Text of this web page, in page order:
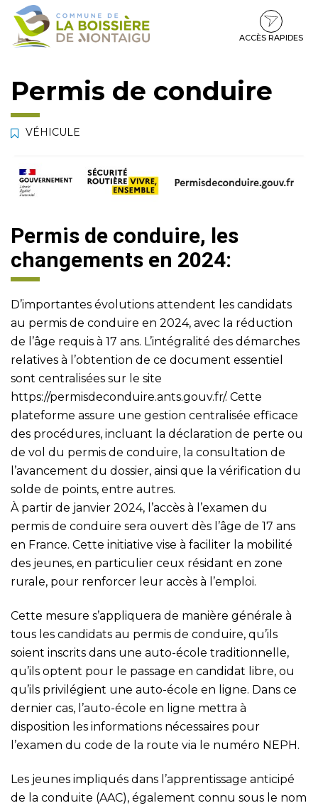
Gestion des traceurs
Aller
Aller
contenu
Aller
pied
ACCÈS RAPIDES
Permis de conduire
VÉHICULE
Permis de conduire, les
changements en 2024:
D’importantes évolutions attendent les candidats
au permis de conduire en 2024, avec la réduction
de l’âge requis à 17 ans. L’intégralité des démarches
relatives à l’obtention de ce document essentiel
sont centralisées sur le site
https://permisdeconduire.ants.gouv.fr/. Cette
plateforme assure une gestion centralisée efficace
des procédures, incluant la déclaration de perte ou
de vol du permis de conduire, la consultation de
l’avancement du dossier, ainsi que la vérification du
solde de points, entre autres.
À partir de janvier 2024, l’accès à l’examen du
permis de conduire sera ouvert dès l’âge de 17 ans
en France. Cette initiative vise à faciliter la mobilité
des jeunes, en particulier ceux résidant en zone
rurale, pour renforcer leur accès à l’emploi.
Cette mesure s’appliquera de manière générale à
tous les candidats au permis de conduire, qu’ils
soient inscrits dans une auto-école traditionnelle,
qu’ils optent pour le passage en candidat libre, ou
qu’ils privilégient une auto-école en ligne. Dans ce
dernier cas, l’auto-école en ligne mettra à
disposition les informations nécessaires pour
l’examen du code de la route via le numéro NEPH.
Les jeunes impliqués dans l’apprentissage anticipé
de la conduite (AAC), également connu sous le nom